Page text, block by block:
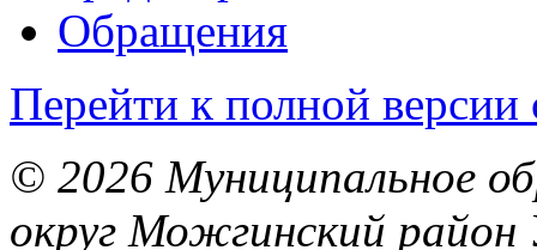
Обращения
Перейти к полной версии
© 2026 Муниципальное
округ Можгинский район